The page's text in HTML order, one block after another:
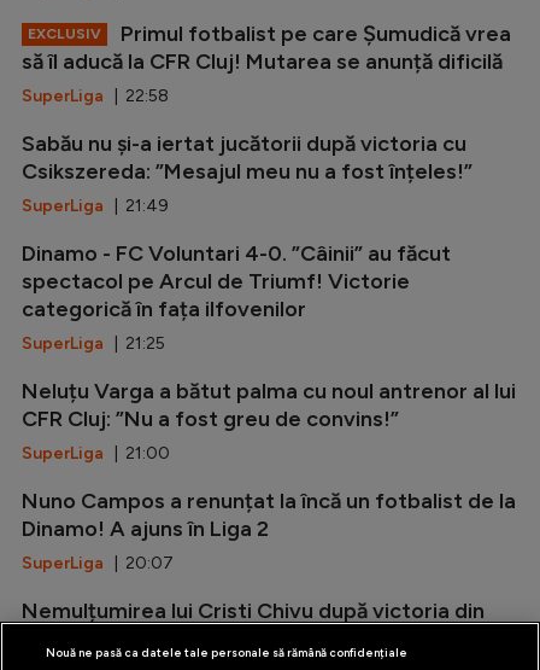
EXCLUSIV
Primul fotbalist pe care Șumudică vrea
să îl aducă la CFR Cluj! Mutarea se anunță dificilă
SuperLiga | 22:58
Sabău nu și-a iertat jucătorii după victoria cu
Csikszereda: ”Mesajul meu nu a fost înțeles!”
SuperLiga | 21:49
Dinamo - FC Voluntari 4-0. ”Câinii” au făcut
spectacol pe Arcul de Triumf! Victorie
categorică în fața ilfovenilor
SuperLiga | 21:25
Neluțu Varga a bătut palma cu noul antrenor al lui
CFR Cluj: ”Nu a fost greu de convins!”
SuperLiga | 21:00
Nuno Campos a renunțat la încă un fotbalist de la
Dinamo! A ajuns în Liga 2
SuperLiga | 20:07
Nemulțumirea lui Cristi Chivu după victoria din
Nouă ne pasă ca datele tale personale să rămână confidențiale